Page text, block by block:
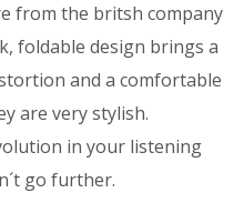
from the britsh company
foldable design brings a
and a comfortable
are very stylish.
in your listening
go further.